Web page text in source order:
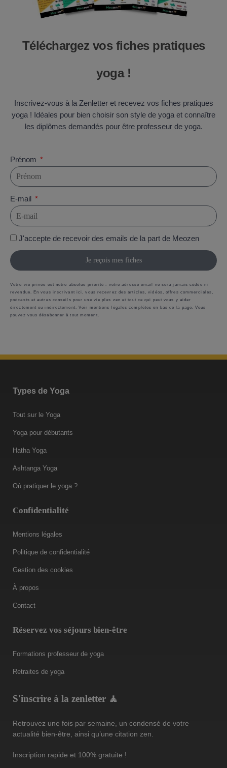
Téléchargez vos fiches pratiques
yoga !
Inscrivez-vous à la Zenletter et recevez vos fiches pratiques
yoga ! Idéales pour bien choisir son style de yoga et connaître
les diplômes demandés pour être professeur de yoga.
Prénom
E-mail
J'accepte de recevoir des emails de la part de Meozen
Je reçois mes fiches
Votre vie privée est notre absolue priorité : votre adresse email ne sera jamais cédée ni
revendue. En vous inscrivant ici, vous recevrez des articles, vidéos, offres commerciales,
podcasts et autres conseils pour une vie plus zen et tout ce qui peut vous y aider
directement ou indirectement. Voir mentions légales complètes en bas de la page. Vous
pouvez vous désabonner à tout moment.
Types de Yoga
Tout sur le Yoga
Yoga pour débutants
Hatha Yoga
Ashtanga Yoga
Où pratiquer le yoga ?
Confidentialité
Mentions légales
Politique de confidentialité
Gestion des cookies
À propos
Contact
Réservez vos séjours bien-être
Formations professeur de yoga
Retraites de yoga
S'inscrire à la zenletter 🧘
Retrouvez une fois par semaine, un condensé de votre
actualité bien-être, ainsi qu’une citation zen.
Inscription rapide et 100% gratuite !